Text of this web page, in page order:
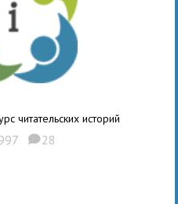
читательских историй
K28